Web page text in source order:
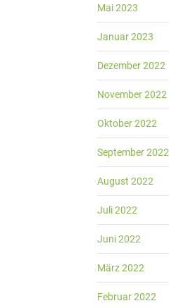
Mai 2023
Januar 2023
Dezember 2022
November 2022
Oktober 2022
September 2022
August 2022
Juli 2022
Juni 2022
März 2022
Februar 2022